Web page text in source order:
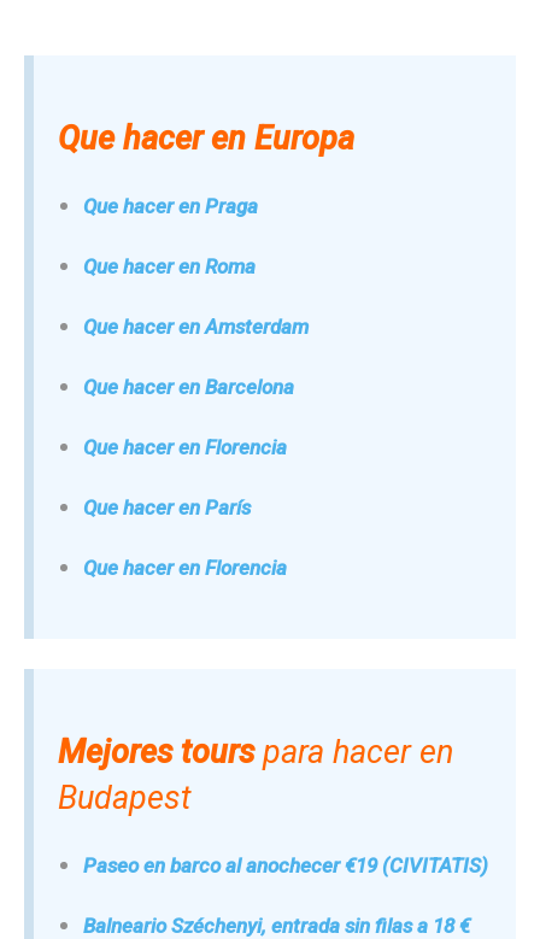
Que hacer en Europa
Que hacer en Praga
Que hacer en Roma
Que hacer en Amsterdam
Que hacer en Barcelona
Que hacer en Florencia
Que hacer en París
Que hacer en Florencia
Mejores tourspara hacer en
Budapest
Paseo en barco al anochecer €19 (CIVITATIS)
Balneario Széchenyi, entrada sin filas a 18 €